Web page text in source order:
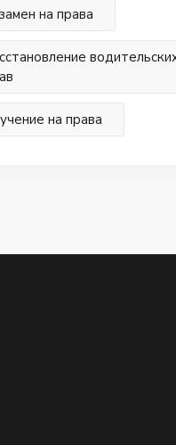
на права
на права